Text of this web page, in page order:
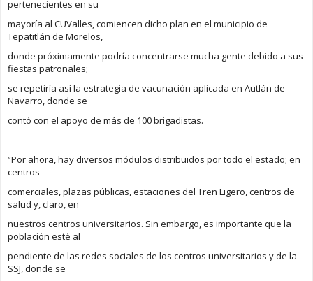
pertenecientes en su
mayoría al CUValles, comiencen dicho plan en el municipio de
Tepatitlán de Morelos,
donde próximamente podría concentrarse mucha gente debido a sus
fiestas patronales;
se repetiría así la estrategia de vacunación aplicada en Autlán de
Navarro, donde se
contó con el apoyo de más de 100 brigadistas.
“Por ahora, hay diversos módulos distribuidos por todo el estado; en
centros
comerciales, plazas públicas, estaciones del Tren Ligero, centros de
salud y, claro, en
nuestros centros universitarios. Sin embargo, es importante que la
población esté al
pendiente de las redes sociales de los centros universitarios y de la
SSJ, donde se